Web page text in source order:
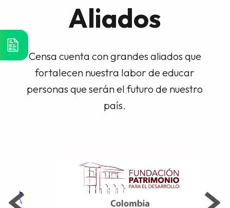
Aliados
Censa cuenta con grandes aliados que
fortalecen nuestra labor de educar
personas que serán el futuro de nuestro
país.